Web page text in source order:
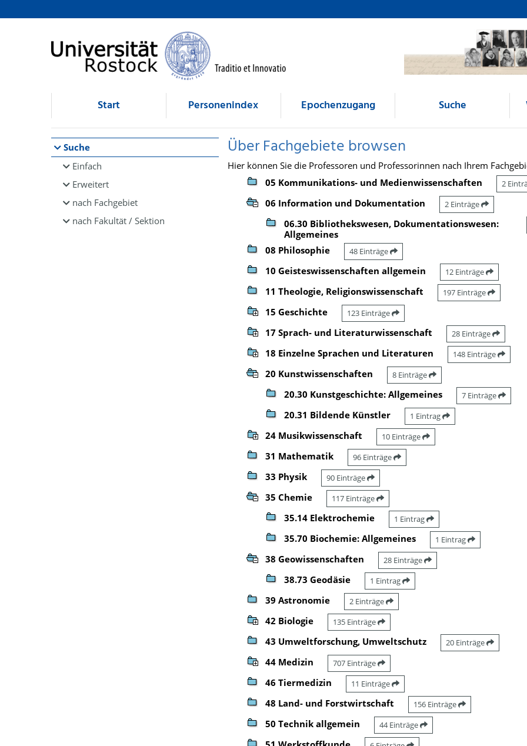
Browsen
direkt zum Inhalt
Start Personenindex Epochenzugang Suche
Suche
Einfach
Erweitert
nach Fachgebiet
nach Fakultät / Sektion
Über Fachgebiete browsen
Hier können Sie die Professoren und Professorinnen nach Ihrem
05 Kommunikations- und Medienwissenschaften
2
06 Information und Dokumentation 2 Einträge
06.30 Bibliothekswesen, Dokumentationswesen:
Allgemeines
08 Philosophie 48 Einträge
10 Geisteswissenschaften allgemein 12 Einträge
11 Theologie, Religionswissenschaft 197 Einträge
15 Geschichte 123 Einträge
17 Sprach- und Literaturwissenschaft 28 Einträge
18 Einzelne Sprachen und Literaturen 148 Einträge
20 Kunstwissenschaften 8 Einträge
20.30 Kunstgeschichte: Allgemeines 7 Einträge
20.31 Bildende Künstler 1 Eintrag
24 Musikwissenschaft 10 Einträge
31 Mathematik 96 Einträge
33 Physik 90 Einträge
35 Chemie 117 Einträge
35.14 Elektrochemie 1 Eintrag
35.70 Biochemie: Allgemeines 1 Eintrag
38 Geowissenschaften 28 Einträge
38.73 Geodäsie 1 Eintrag
39 Astronomie 2 Einträge
42 Biologie 135 Einträge
43 Umweltforschung, Umweltschutz 20 Einträge
44 Medizin 707 Einträge
46 Tiermedizin 11 Einträge
48 Land- und Forstwirtschaft 156 Einträge
50 Technik allgemein 44 Einträge